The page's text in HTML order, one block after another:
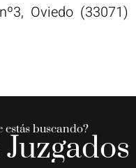
nº3, Oviedo (33071)
estás buscando?